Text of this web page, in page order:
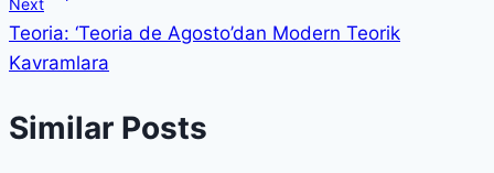
Next
Teoria: ‘Teoria de Agosto’dan Modern Teorik
Kavramlara
Similar Posts